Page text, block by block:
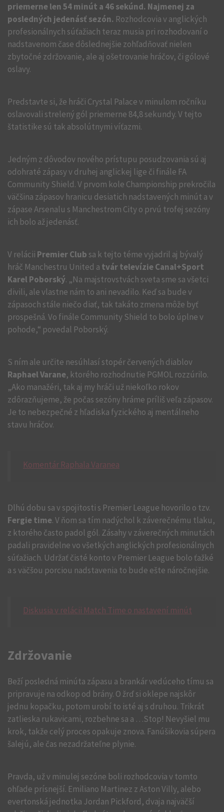
priemerne len 54 minút a 46 sekúnd. Najmenej za
posledných jedenásť sezón. Rozhodcovia v anglických
profesionálnych súťažiach teraz musia pri rozhodovaní o
nadstavenom čase dôslednejšie zohľadňovať nielen
zbytočné zdržovanie, ale aj ošetrovanie hráčov, či gólové
oslavy.
Predstavte si, že hráči Crystal Palace v minulom ročníku
oslavovali strelený gól priemerne 84,8 sekundy. V tejto
štatistike sú tak absolútnymi víťazmi.
Jedným z dôvodov nového prístupu posudzovania sú aj
odohraté zápasy v druhej anglickej lige či finále FA
Community Shield. V prvom kole Championship prekročila
väčšina zápasov hranicu desiatich nadstavených minút a v
zápase Arsenalu s Manchestrom City o prvú trofej sezóny
ich bolo až jedenásť.
V relácii Premier Club sa k tejto téme vyjadril aj bývalý
hráč Manchestru United a tvár televízie Canal+Sport
Karel Poborský. „Na majstrovstvách sveta sme sa všetci
divili, ale vlastne nám to ani nevadilo. Keď sa bude v
zápasoch stále niečo diať, tak takáto zmena môže byť
prospešná. Vo finále Community Shield to bolo úplne v
pohode,“ povedal Poborský.
S ním ale určite nesúhlasí stopér červených diablov
Raphael Varane, ktorého rozhodnutie PGMOL rozzúrilo.
„Ako manažéri, tak aj my hráči už niekoľko rokov
zdôrazňujeme, že počas sezóny hráme príliš veľa zápasov.
Je to nebezpečné z hľadiska fyzického aj mentálneho
stavu hráčov.
Komentár Raphala Varanea
Dlhú dobu sa v spojitosti s Premier League hovorilo o tzv.
Fergie time. V ňom sa tím nadýchol k záverečnému tlaku,
z ktorého často padol gól. Zásahy v záverečných minutách
padali pravidelne vo všetkých anglických profesionálnych
súťažiach. Udržať čisté konto v Premier League bolo ťažké
a s väčšou porciou nadstavenia to bude ešte náročnejšie.
Diskusia v relácii Match Time o nastavení minút
Zdržovanie
Beží posledná minúta zápasu a brankár vedúceho tímu sa
pripravuje na odkop od brány. O žrď si oklepe najskôr
jednu kopačku, potom urobí to isté aj s druhou. Trikrát
zatlieska rukavicami, rozbehne sa a …Stop! Nevyšiel mu
krok, takže celý proces opakuje znova. Fanúšikovia súpera
šalejú, ale čas nezadržateľne plynie.
Pravda, už v minulej sezóne boli rozhodcovia v tomto
ohľade prísnejší. Emiliano Martinez z Aston Villy, alebo
evertonská jednotka Jordan Pickford, dvaja najväčší